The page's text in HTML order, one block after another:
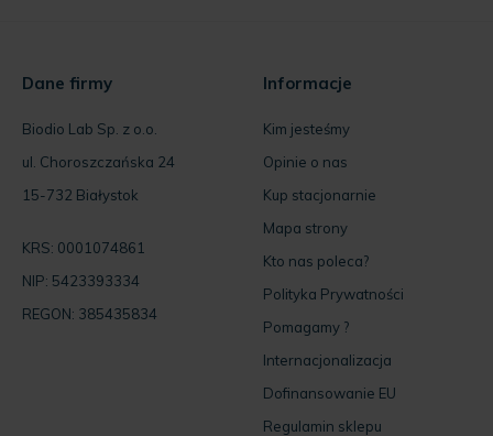
Dane firmy
Biodio Lab Sp. z o.o.
ul. Choroszczańska 24
15-732 Białystok
KRS: 0001074861
NIP: 5423393334
REGON: 385435834
Informacje
Kim jesteśmy
Opinie o nas
Kup stacjonarnie
Mapa strony
Kto nas poleca?
Polityka Prywatności
Pomagamy ?
Internacjonalizacja
Dofinansowanie EU
Regulamin sklepu